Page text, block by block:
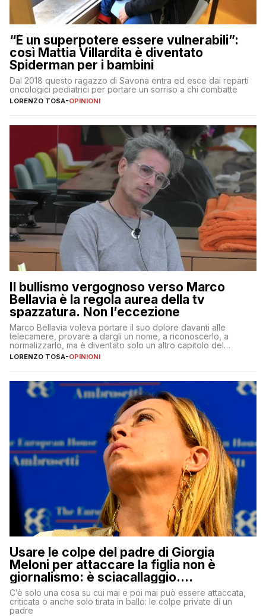
“È un superpotere essere vulnerabili”:
così Mattia Villardita è diventato
Spiderman per i bambini
Dal 2018 questo ragazzo di Savona entra ed esce dai reparti
oncologici pediatrici per portare un sorriso a chi combatte
LORENZO TOSA-OPINIONI
Il bullismo vergognoso verso Marco
Bellavia è la regola aurea della tv
spazzatura. Non l’eccezione
Marco Bellavia voleva portare il suo dolore davanti alle
telecamere, provare a dargli un nome, a riconoscerlo, a
normalizzarlo, ma è diventato solo un altro capitolo del
copione
LORENZO TOSA-OPINIONI
Usare le colpe del padre di Giorgia
Meloni per attaccare la figlia non è
giornalismo: è sciacallaggio.
Dimostriamo di essere diversi
C’è solo una cosa su cui mai e poi mai può essere attaccata,
criticata o anche solo tirata in ballo: le colpe private di un
padre